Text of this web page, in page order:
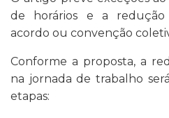
de horários e a
acordo ou convenção
Conforme a proposta, a
na jornada de trabalho
etapas: